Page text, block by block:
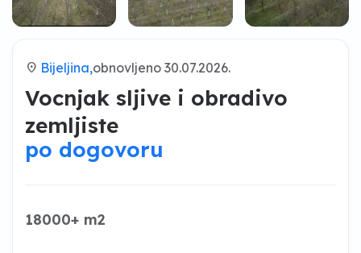
location_on Bijeljina,obnovljeno 30.07.2026.
Vocnjak sljive i obradivo
zemljiste
po dogovoru
18000+ m2